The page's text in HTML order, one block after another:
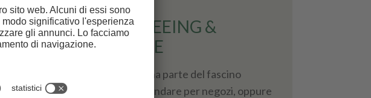
LA CITTÀ: SIGHTSEEING &
A BRESSANONE
sono solo una parte del fascino
del centro storico. Qui puoi andare per negozi, oppure